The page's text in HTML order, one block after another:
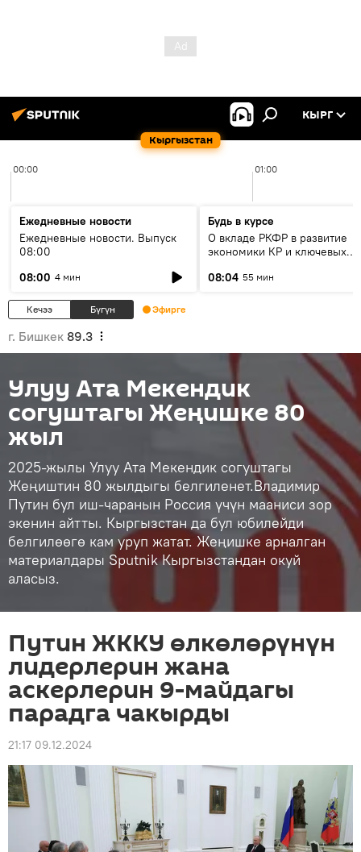
Кыргызстан
КЫРГ
00:00 01:00
Ежедневные новости
Ежедневные новости. Выпуск
08:00
08:00 4 мин
Будь в курсе
О вкладе РКФР в развитие
экономики КР и ключевых
08:04 55 мин
Кечээ Бүгүн Эфирге
г. Бишкек 89.3
Улуу Ата Мекендик
согуштагы Жеңишке 80
жыл
2025-жылы Улуу Ата Мекендик согуштагы
Жеңиштин 80 жылдыгы белгиленет.Владимир
Путин бул иш-чаранын Россия үчүн мааниси зор
экенин айтты. Кыргызстан да бул юбилейди
белгилөөгө кам уруп жатат. Жеңишке арналган
материалдары Sputnik Кыргызстандан окуй
аласыз.
Путин ЖККУ өлкөлөрүнүн
лидерлерин жана
аскерлерин 9-майдагы
парадга чакырды
21:17 09.12.2024